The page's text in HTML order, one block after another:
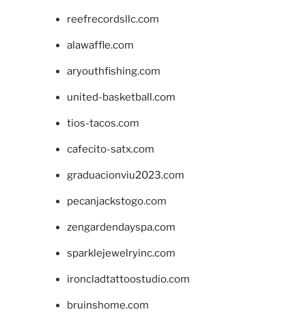
reefrecordsllc.com
alawaffle.com
aryouthfishing.com
united-basketball.com
tios-tacos.com
cafecito-satx.com
graduacionviu2023.com
pecanjackstogo.com
zengardendayspa.com
sparklejewelryinc.com
ironcladtattoostudio.com
bruinshome.com